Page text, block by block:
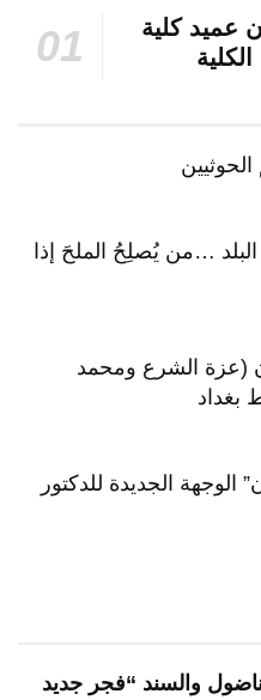
عميد كلية
…من يُصلِحُ الملحَ إذا
(عزة الشرع ومحمد
بغداد
الوجهة الجديدة للدكتور
والسند “فجر جديد